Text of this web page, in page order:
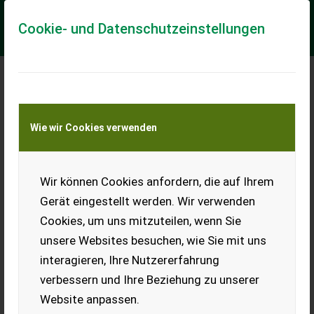
Cookie- und Datenschutzeinstellungen
Wie wir Cookies verwenden
Wir können Cookies anfordern, die auf Ihrem
Gerät eingestellt werden. Wir verwenden
Cookies, um uns mitzuteilen, wenn Sie
unsere Websites besuchen, wie Sie mit uns
interagieren, Ihre Nutzererfahrung
verbessern und Ihre Beziehung zu unserer
Website anpassen.
Meine Transportkostenanfrage
Transport von Land- und Baumaschinen –
KEINE Tiertransporte
Suche Bauer Güllefass 4.000 l
Suche 4.000 l Bauer Güllefass.
EUR 0